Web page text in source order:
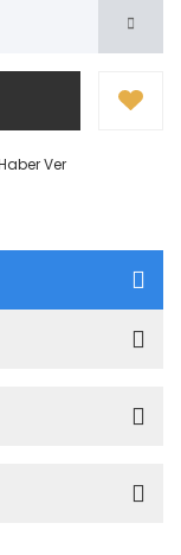
Ver